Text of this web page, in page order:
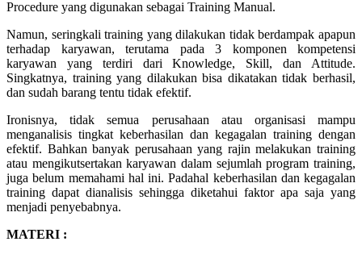
Procedure yang digunakan sebagai Training Manual.
Namun, seringkali training yang dilakukan tidak berdampak apapun
terhadap karyawan, terutama pada 3 komponen kompetensi
karyawan yang terdiri dari Knowledge, Skill, dan Attitude.
Singkatnya, training yang dilakukan bisa dikatakan tidak berhasil,
dan sudah barang tentu tidak efektif.
Ironisnya, tidak semua perusahaan atau organisasi mampu
menganalisis tingkat keberhasilan dan kegagalan training dengan
efektif. Bahkan banyak perusahaan yang rajin melakukan training
atau mengikutsertakan karyawan dalam sejumlah program training,
juga belum memahami hal ini. Padahal keberhasilan dan kegagalan
training dapat dianalisis sehingga diketahui faktor apa saja yang
menjadi penyebabnya.
MATERI :